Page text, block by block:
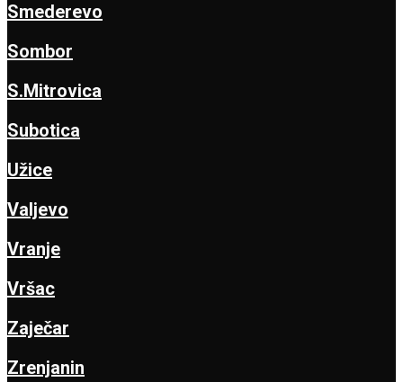
Smederevo
Sombor
S.Mitrovica
Subotica
Užice
Valjevo
Vranje
Vršac
Zaječar
Zrenjanin